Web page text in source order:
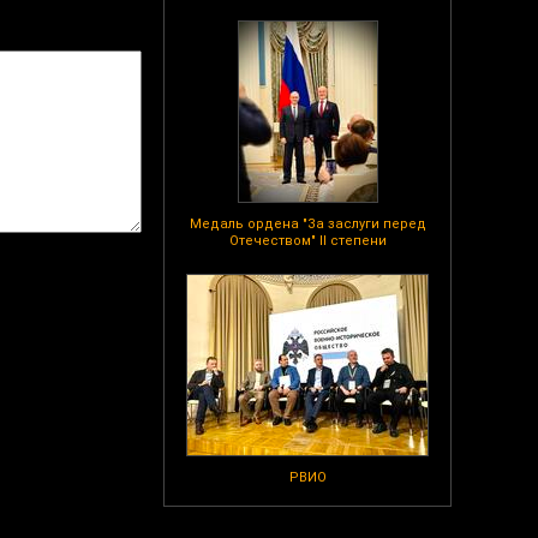
Медаль ордена "За заслуги перед
Отечеством" II степени
РВИО